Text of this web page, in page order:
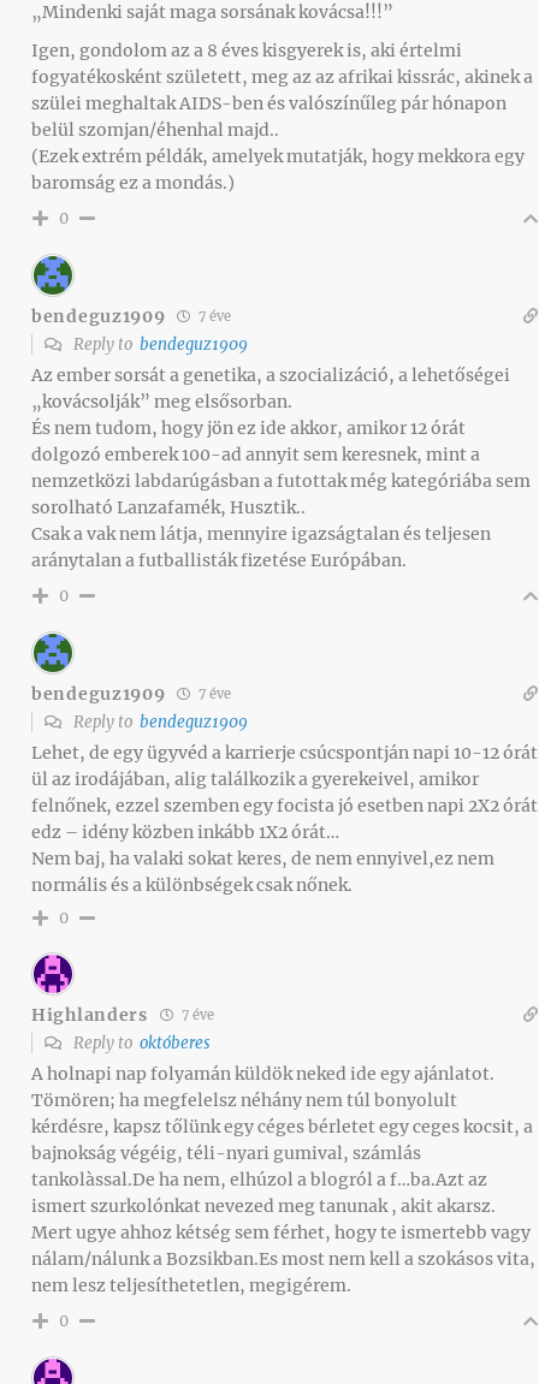
„Mindenki saját maga sorsának kovácsa!!!”
Igen, gondolom az a 8 éves kisgyerek is, aki értelmi
fogyatékosként született, meg az az afrikai kissrác, akinek a
szülei meghaltak AIDS-ben és valószínűleg pár hónapon
belül szomjan/éhenhal majd..
(Ezek extrém példák, amelyek mutatják, hogy mekkora egy
baromság ez a mondás.)
0
bendeguz1909 7 éve
Reply to bendeguz1909
Az ember sorsát a genetika, a szocializáció, a lehetőségei
„kovácsolják” meg elsősorban.
És nem tudom, hogy jön ez ide akkor, amikor 12 órát
dolgozó emberek 100-ad annyit sem keresnek, mint a
nemzetközi labdarúgásban a futottak még kategóriába sem
sorolható Lanzafamék, Husztik..
Csak a vak nem látja, mennyire igazságtalan és teljesen
aránytalan a futballisták fizetése Európában.
0
bendeguz1909 7 éve
Reply to bendeguz1909
Lehet, de egy ügyvéd a karrierje csúcspontján napi 10-12 órát
ül az irodájában, alig találkozik a gyerekeivel, amikor
felnőnek, ezzel szemben egy focista jó esetben napi 2X2 órát
edz – idény közben inkább 1X2 órát…
Nem baj, ha valaki sokat keres, de nem ennyivel,ez nem
normális és a különbségek csak nőnek.
0
Highlanders 7 éve
Reply to októberes
A holnapi nap folyamán küldök neked ide egy ajánlatot.
Tömören; ha megfelelsz néhány nem túl bonyolult
kérdésre, kapsz tőlünk egy céges bérletet egy ceges kocsit, a
bajnokság végéig, téli-nyari gumival, számlás
tankolàssal.De ha nem, elhúzol a blogról a f…ba.Azt az
ismert szurkolónkat nevezed meg tanunak , akit akarsz.
Mert ugye ahhoz kétség sem férhet, hogy te ismertebb vagy
nálam/nálunk a Bozsikban.Es most nem kell a szokásos vita,
nem lesz teljesíthetetlen, megigérem.
0